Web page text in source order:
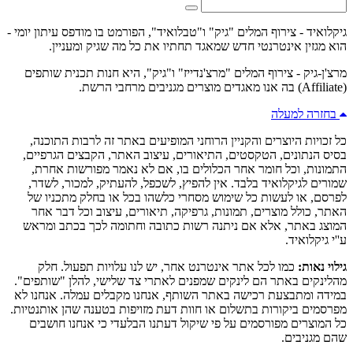
גיקלואיד - צירוף המלים "גיק" ו"טבלואיד", הפורמט בו מודפס עיתון יומי -
הוא מגזין אינטרנטי חדש שמאגד תחתיו את כל מה שגיק ומעניין.
מרצ'ן-גיק - צירוף המלים "מרצ'נדייז" ו"גיק", היא חנות תכנית שותפים
(Affiliate) בה אנו מאגדים מוצרים מגניבים מרחבי הרשת.
בחזרה למעלה
כל זכויות היוצרים והקניין הרוחני המופיעים באתר זה לרבות התוכנה,
בסיס הנתונים, הטקסטים, התיאורים, עיצוב האתר, הקבצים הגרפיים,
התמונות, וכל חומר אחר הכלולים בו, אם לא נאמר מפורשות אחרת,
שמורים לגיקלואיד בלבד. אין להפיץ, לשכפל, להעתיק, למכור, לשדר,
לפרסם, או לעשות כל שימוש מסחרי כלשהו בכל או בחלק מתכניו של
האתר, כולל מוצרים, תמונות, גרפיקה, תיאורים, עיצוב וכל דבר אחר
המוצג באתר, אלא אם ניתנה רשות כתובה וחתומה לכך בכתב ומראש
ע''י גיקלואיד.
גילוי נאות: כמו לכל אתר אינטרנט אחר, יש לנו עלויות תפעול. חלק
מהלינקים באתר הם לינקים שמפנים לאתרי צד שלישי, להלן "שותפים".
במידה ומתבצעת רכישה באתר השותף, אנחנו מקבלים עמלה. אנחנו לא
מפרסמים ביקורות בתשלום או חוות דעת מזויפות בטענה שהן אותנטיות.
כל המוצרים מפורסמים על פי שיקול דעתנו הבלעדי כי אנחנו חושבים
שהם מגניבים.